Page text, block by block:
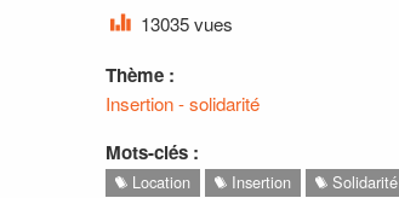
13035 vues
Thème :
Insertion - solidarité
Mots-clés :
Location Insertion
Solidarité